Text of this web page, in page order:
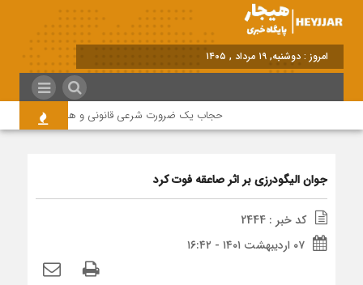
برابر با : Mo
حجاب یک ضرورت شرعی قانونی و همه در این زمینه
جوان الیگودرزی بر اثر صاعقه فوت کرد
کد خبر : 2444
۰۷ اردیبهشت ۱۴۰۱ - ۱۶:۴۲